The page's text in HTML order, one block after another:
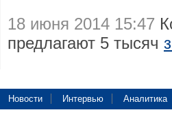
18 июня 2014 15:47
предлагают 5 тысяч
Новости Интервью Аналитика